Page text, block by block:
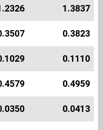
1.3837
0.3823
0.1110
0.4959
0.0413